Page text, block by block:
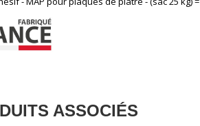
ASSOCIÉS